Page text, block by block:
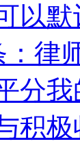
以
律
分
积